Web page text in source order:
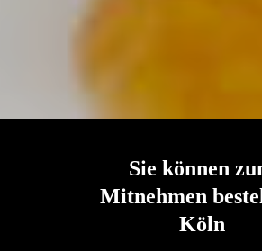
Sie können
Mitnehmen
Köln